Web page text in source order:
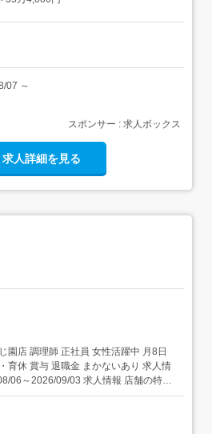
ルでの問い合わせの一次受付と、担当
07 ～
スポンサー : 求人ボックス
求人詳細を見る
活躍中 月8日
休 賞与 退職金 まかないあり 求人情
09/03 求人情報 店舗の特徴
ム・福祉施設) 住 所 千葉県 流
山おおたかの森...